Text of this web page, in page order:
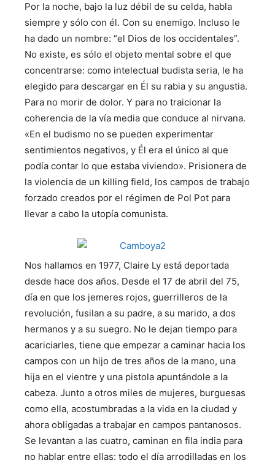
Por la noche, bajo la luz débil de su celda, habla
siempre y sólo con él. Con su enemigo. Incluso le
ha dado un nombre: “el Dios de los occidentales”.
No existe, es sólo el objeto mental sobre el que
concentrarse: como intelectual budista seria, le ha
elegido para descargar en Él su rabia y su angustia.
Para no morir de dolor. Y para no traicionar la
coherencia de la vía media que conduce al nirvana.
«En el budismo no se pueden experimentar
sentimientos negativos, y Él era el único al que
podía contar lo que estaba viviendo». Prisionera de
la violencia de un killing field, los campos de trabajo
forzado creados por el régimen de Pol Pot para
llevar a cabo la utopía comunista.
Nos hallamos en 1977, Claire Ly está deportada
desde hace dos años. Desde el 17 de abril del 75,
día en que los jemeres rojos, guerrilleros de la
revolución, fusilan a su padre, a su marido, a dos
hermanos y a su suegro. No le dejan tiempo para
acariciarles, tiene que empezar a caminar hacia los
campos con un hijo de tres años de la mano, una
hija en el vientre y una pistola apuntándole a la
cabeza. Junto a otros miles de mujeres, burguesas
como ella, acostumbradas a la vida en la ciudad y
ahora obligadas a trabajar en campos pantanosos.
Se levantan a las cuatro, caminan en fila india para
no hablar entre ellas: todo el día arrodilladas en los